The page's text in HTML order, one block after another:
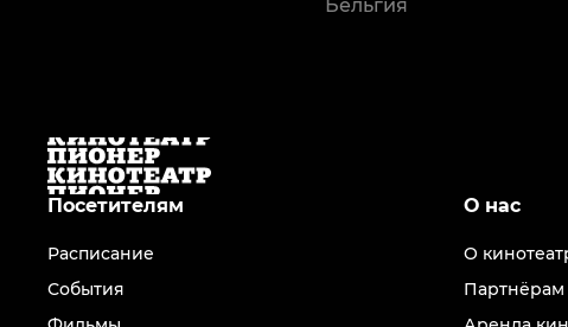
Бельгия
Посетителям
Расписание
События
О нас
О
Партнёрам